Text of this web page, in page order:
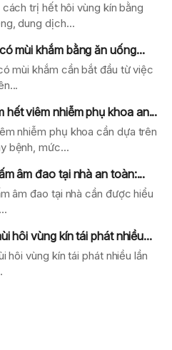
trị hết hôi vùng kín bằng
dung dịch...
mùi khắm bằng ăn uống...
mùi khắm cần bắt đầu từ việc
hết viêm nhiễm phụ khoa an...
nhiễm phụ khoa cần dựa trên
bệnh, mức...
âm đao tại nhà an toàn:...
âm đao tại nhà cần được hiểu
hôi vùng kín tái phát nhiều...
hôi vùng kín tái phát nhiều lần